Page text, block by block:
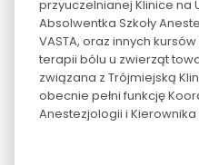
przyuczelnianej Klinice na
Absolwentka Szkoły
VASTA, oraz innych
terapii bólu u zwierząt
związana z Trójmiejską
obecnie pełni funkcję
Anestezjologii i